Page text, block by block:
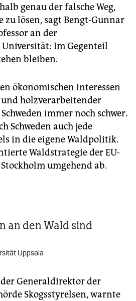
genau der falsche Weg,
zu lösen, sagt Bengt-Gunnar
an der
Im Gegenteil
bleiben.
ökonomischen Interessen
holzverarbeitender
immer noch schwer.
Schweden auch jede
in die eigene Waldpolitik.
Waldstrategie der EU-
umgehend ab.
an den Wald sind
Uppsala
Generaldirektor der
Skogsstyrelsen, warnte